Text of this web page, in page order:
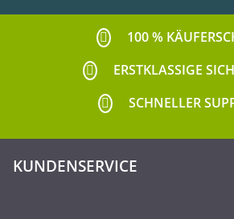
100 %
ERSTKLASSIGE
SCHNELLER
KUNDENSERVICE